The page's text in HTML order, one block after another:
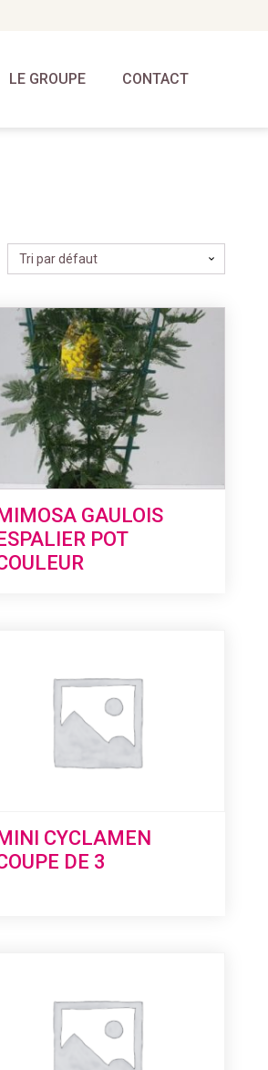
LE GROUPE CONTACT
GAULOIS
POT
CYCLAMEN
DE 3